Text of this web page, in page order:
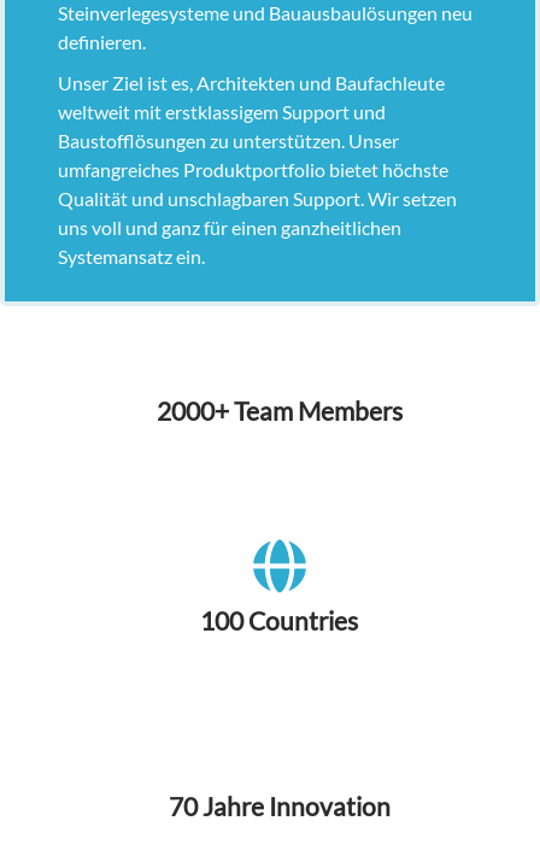
Steinverlegesysteme und Bauausbaulösungen neu
definieren.
Unser Ziel ist es, Architekten und Baufachleute
weltweit mit erstklassigem Support und
Baustofflösungen zu unterstützen. Unser
umfangreiches Produktportfolio bietet höchste
Qualität und unschlagbaren Support. Wir setzen
uns voll und ganz für einen ganzheitlichen
Systemansatz ein.
2000+ Team Members
100 Countries
70 Jahre Innovation